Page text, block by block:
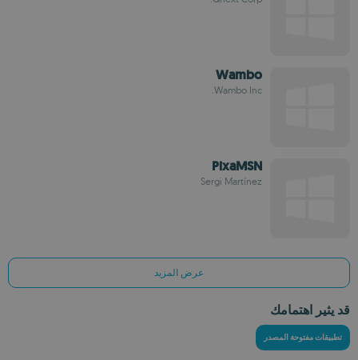
Wambo
Wambo Inc.
PixaMSN
Sergi Martí­nez
عرض المزيد
قد يثير اهتمامك
تطبيقات مفتوحة المصدر